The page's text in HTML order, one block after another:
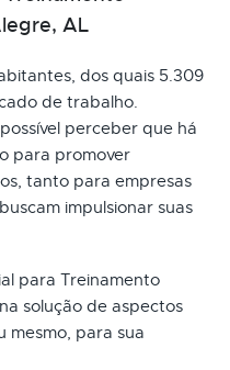
AL
dos quais 5.309
de trabalho.
perceber que há
para promover
tanto para empresas
impulsionar suas
para Treinamento
solução de aspectos
mesmo, para sua